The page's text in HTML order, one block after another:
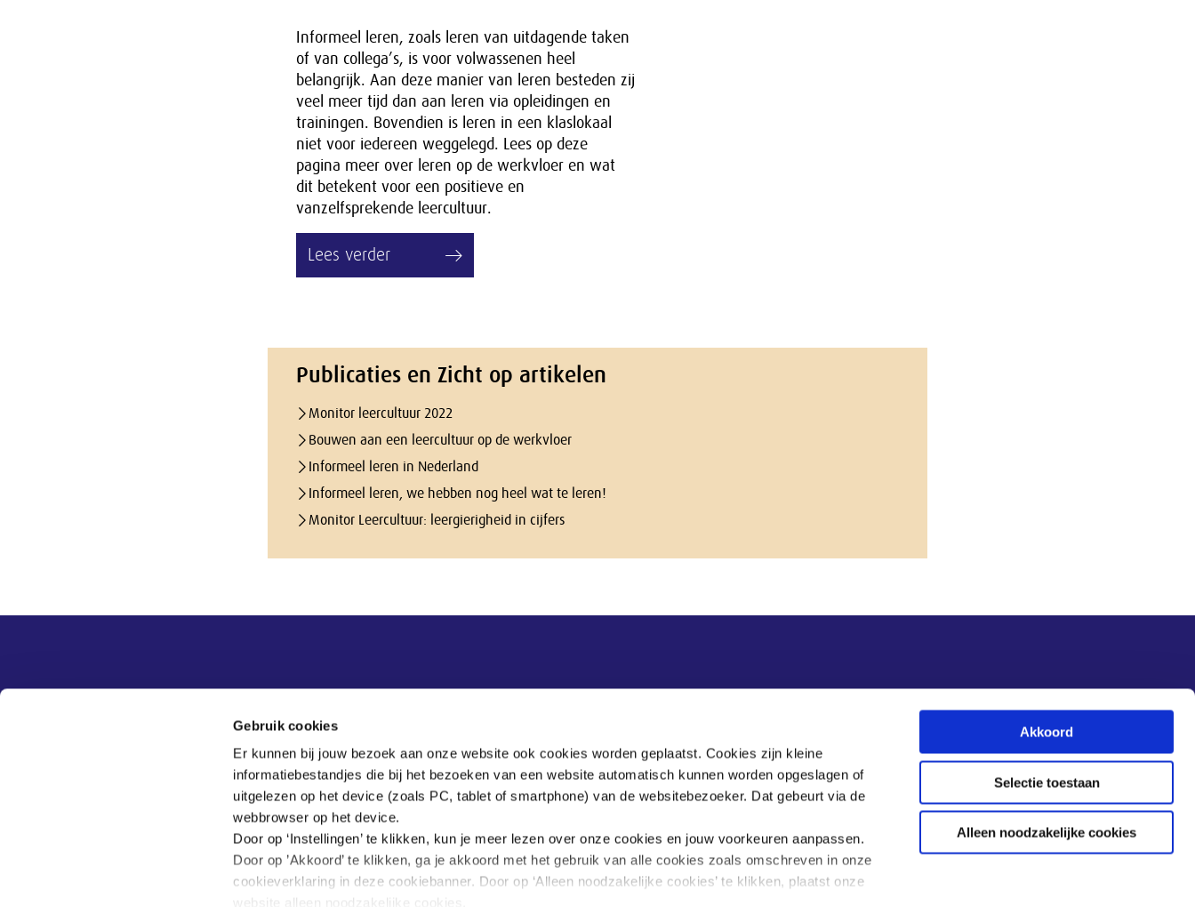
Gebruik cookies
Er kunnen bij jouw bezoek aan onze website ook cookies worden geplaatst. Cookies zijn kleine
informatiebestandjes die bij het bezoeken van een website automatisch kunnen worden opgeslagen of
uitgelezen op het device (zoals PC, tablet of smartphone) van de websitebezoeker. Dat gebeurt via de
webbrowser op het device.
Door op ‘Instellingen’ te klikken, kun je meer lezen over onze cookies en jouw voorkeuren aanpassen.
Door op ’Akkoord’ te klikken, ga je akkoord met het gebruik van alle cookies zoals omschreven in onze
cookieverklaring in deze cookiebanner. Door op ‘Alleen noodzakelijke cookies’ te klikken, plaatst onze
Akkoord
Selectie toestaan
Alleen noodzakelijke cookies
Informeel leren, zoals leren van uitdagende taken
of van collega’s, is voor volwassenen heel
belangrijk. Aan deze manier van leren besteden zij
veel meer tijd dan aan leren via opleidingen en
trainingen. Bovendien is leren in een klaslokaal
niet voor iedereen weggelegd. Lees op deze
pagina meer over leren op de werkvloer en wat
dit betekent voor een positieve en
vanzelfsprekende leercultuur.
Lees verder
Publicaties en Zicht op artikelen
Monitor leercultuur 2022
Bouwen aan een leercultuur op de werkvloer
Informeel leren in Nederland
Informeel leren, we hebben nog heel wat te leren!
Monitor Leercultuur: leergierigheid in cijfers
Nieuwsupdate
Inschrijven
Contact
Tel:070 - 3 499 499
Veelgestelde vragen
Postbus 90405
2509 LK Den Haag